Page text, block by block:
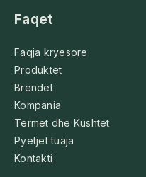
Faqet
Faqja kryesore
Produktet
Brendet
Kompania
Termet dhe Kushtet
Pyetjet tuaja
Kontakti